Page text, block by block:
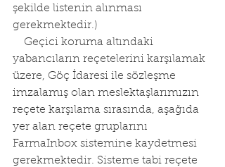
şekilde listenin alınması
gerekmektedir.)
yabancıların reçetelerini karşılamak
üzere, Göç İdaresi ile sözleşme
imzalamış olan meslektaşlarımızın
reçete karşılama sırasında, aşağıda
yer alan reçete gruplarını
FarmaInbox sistemine kaydetmesi
gerekmektedir. Sisteme tabi reçete